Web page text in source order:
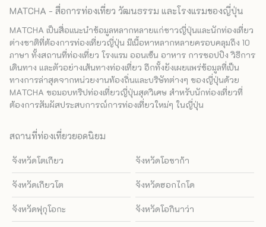
MATCHA - สื่อการท่องเที่ยว วัฒนธรรม และโรงแรมของญี่ปุ่น
MATCHA เป็นสื่อแนะนำข้อมูลหลากหลายแก่ชาวญี่ปุ่นและนักท่องเที่ยว
ต่างชาติที่ต้องการท่องเที่ยวญี่ปุ่น มีเนื้อหาหลากหลายครอบคลุมถึง 10
ภาษา ทั้งสถานที่ท่องเที่ยว โรงแรม ออนเซ็น อาหาร การชอปปิง วิธีการ
เดินทาง และตัวอย่างเส้นทางท่องเที่ยว อีกทั้งยังเผยแพร่ข้อมูลที่เป็น
ทางการล่าสุดจากหน่วยงานท้องถิ่นและบริษัทต่างๆ ของญี่ปุ่นด้วย
MATCHA ขอมอบทริปท่องเที่ยวญี่ปุ่นสุดวิเศษ สำหรับนักท่องเที่ยวที่
ต้องการสัมผัสประสบการณ์การท่องเที่ยวใหม่ๆ ในญี่ปุ่น
สถานที่ท่องเที่ยวยอดนิยม
จังหวัดโตเกียว จังหวัดโอซาก้า
จังหวัดเกียวโต จังหวัดฮอกไกโด
จังหวัดฟุกุโอกะ จังหวัดโอกินาว่า